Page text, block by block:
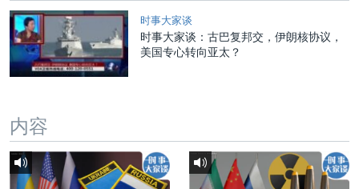
时事大家谈
时事大家谈：古巴复邦交，伊朗核协议，
美国专心转向亚太？
内容